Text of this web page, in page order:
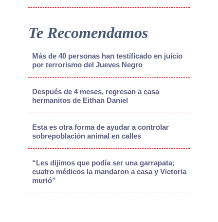
Te Recomendamos
Más de 40 personas han testificado en juicio
por terrorismo del Jueves Negro
Después de 4 meses, regresan a casa
hermanitos de Eithan Daniel
Esta es otra forma de ayudar a controlar
sobrepoblación animal en calles
“Les dijimos que podía ser una garrapata;
cuatro médicos la mandaron a casa y Victoria
murió”